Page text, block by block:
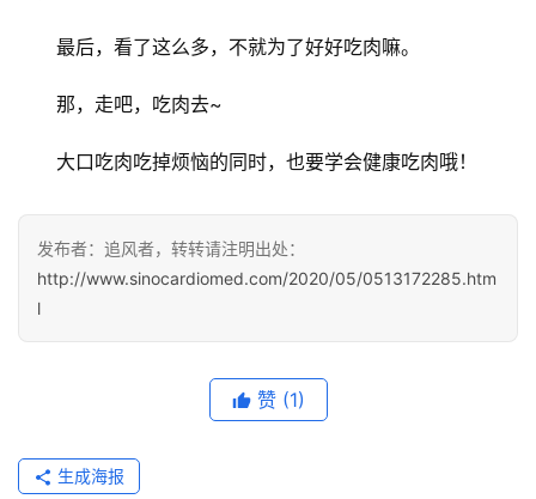
最后，看了这么多，不就为了好好吃肉嘛。
那，走吧，吃肉去~
大口吃肉吃掉烦恼的同时，也要学会健康吃肉哦！
发布者：追风者，转转请注明出处：
http://www.sinocardiomed.com/2020/05/0513172285.htm
l
赞 (1)
生成海报